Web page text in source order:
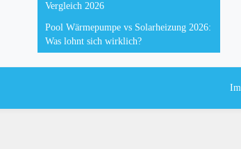
Vergleich 2026
Pool Wärmepumpe vs Solarheizung 2026:
Was lohnt sich wirklich?